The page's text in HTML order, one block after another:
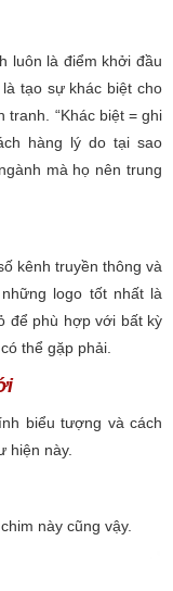
luôn là điểm khởi đầu
tạo sự khác biệt cho
tranh. “Khác biệt = ghi
hàng lý do tại sao
mà họ nên trung
kênh truyền thông và
logo tốt nhất là
để phù hợp với bất kỳ
thể gặp phải.
biểu tượng và cách
hiện này.
này cũng vậy.